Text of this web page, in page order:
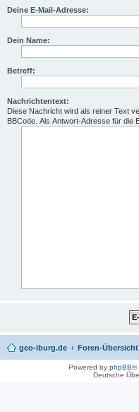
Deine E-Mail-Adresse:
Dein Name:
Betreff:
Nachrichtentext:
Diese Nachricht wird als reiner Text
BBCode. Als Antwort-Adresse für die
geo-iburg.de Foren-Übersicht
Powered by phpBB®
Deutsche